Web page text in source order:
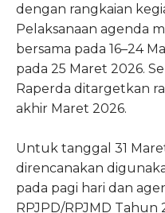
dengan rangkaian
Pelaksanaan agenda
bersama pada 16–24
pada 25 Maret 2026.
Raperda ditargetkan
akhir Maret 2026.
Untuk tanggal 31
direncanakan
pada pagi hari dan
RPJPD/RPJMD Tahun